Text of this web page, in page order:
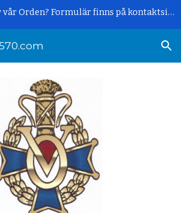
Är du intresserad av vår Orden? Formulär finns på kontaktsidan.